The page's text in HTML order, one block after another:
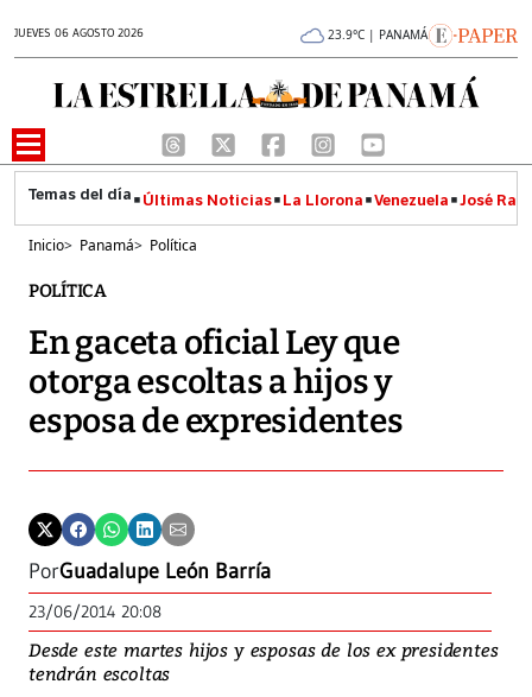
JUEVES 06 AGOSTO 2026 23.9°C | PANAMÁ
Últimas Noticias La Llorona Venezuela José
Inicio> Panamá> Política
POLÍTICA
En gaceta oficial Ley que
otorga escoltas a hijos y
esposa de expresidentes
PorGuadalupe León Barría
23/06/2014 20:08
Desde este martes hijos y esposas de los ex presidentes
tendrán escoltas